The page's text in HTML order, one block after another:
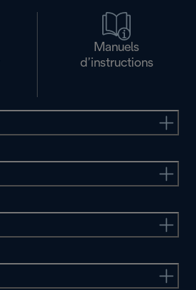
Manuels
d’instructions